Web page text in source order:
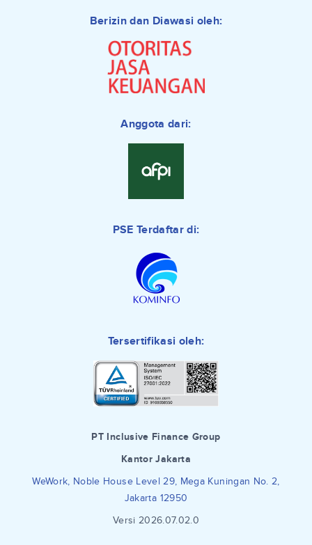
Berizin dan Diawasi oleh:
Anggota dari:
PSE Terdaftar di:
Tersertifikasi oleh:
PT Inclusive Finance Group
Kantor Jakarta
WeWork, Noble House Level 29, Mega Kuningan No. 2,
Jakarta 12950
Versi 2026.07.02.0